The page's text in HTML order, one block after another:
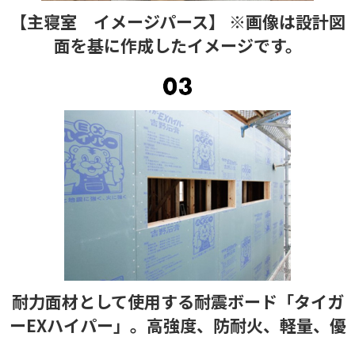
【主寝室 イメージパース】 ※画像は設計図
面を基に作成したイメージです。
耐力面材として使用する耐震ボード「タイガ
ーEXハイパー」。高強度、防耐火、軽量、優